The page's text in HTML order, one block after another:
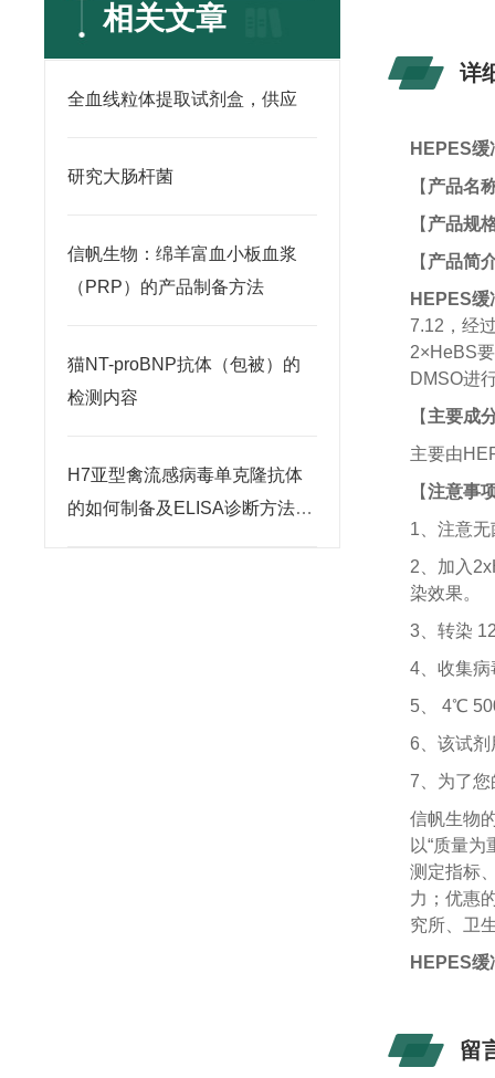
相关文章
全血线粒体提取试剂盒，供应
研究大肠杆菌
信帆生物：绵羊富血小板血浆
（PRP）的产品制备方法
猫NT-proBNP抗体（包被）的
检测内容
H7亚型禽流感病毒单克隆抗体
的如何制备及ELISA诊断方法的
详
HEPES缓
【 产品名
【 产品规
【 产品简
HEPES缓
7.12，经
2×HeBS
DMSO进
【 主要成
主要由
【注意事
1、注意
2、加入
染效果。
3、转染
4、收集
5、 4℃
6、该试
7、为了
信帆生物
以“质量
测定指标
力；优惠
究所、卫
HEPES缓
留